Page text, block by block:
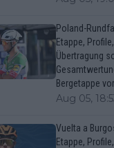
Poland-
Etappe,
Übertragung
Bergetappe
Aug 05,
Vuelta a
Etappe,